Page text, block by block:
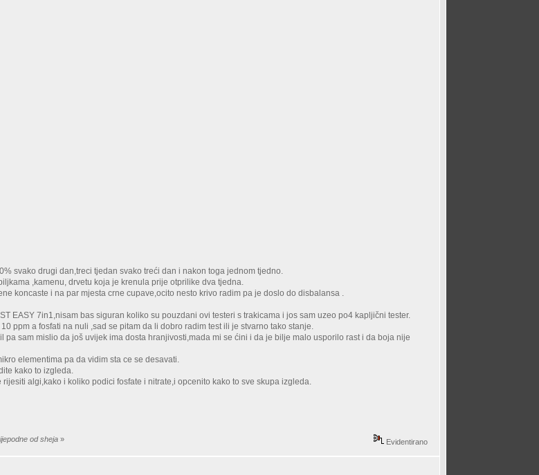
svako drugi dan,treci tjedan svako treći dan i nakon toga jednom tjedno.
,kamenu, drvetu koja je krenula prije otprilike dva tjedna.
koncaste i na par mjesta crne cupave,ocito nesto krivo radim pa je doslo do disbalansa .
EASY 7in1,nisam bas siguran koliko su pouzdani ovi testeri s trakicama i jos sam uzeo po4 kapljični tester.
ppm a fosfati na nuli ,sad se pitam da li dobro radim test ili je stvarno tako stanje.
pa sam mislio da još uvijek ima dosta hranjivosti,mada mi se ćini i da je bilje malo usporilo rast i da boja nije
elementima pa da vidim sta ce se desavati.
kako to izgleda.
algi,kako i koliko podici fosfate i nitrate,i opcenito kako to sve skupa izgleda.
od sheja » Evidentirano